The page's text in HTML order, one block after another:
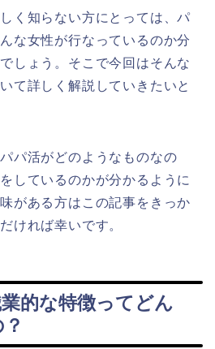
く知らない方にとっては、パ
な女性が行なっているのか分
しょう。そこで今回はそんな
て詳しく解説していきたいと
パ活がどのようなものなの
しているのかが分かるように
がある方はこの記事をきっか
ければ幸いです。
的な特徴ってどん